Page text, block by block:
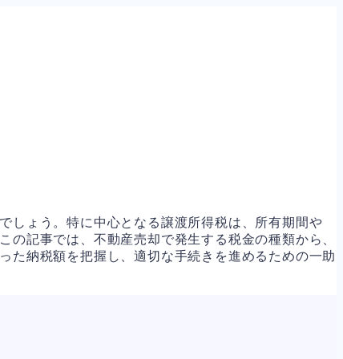
しょう。特に中心となる譲渡所得税は、所有期間や
記事では、不動産売却で発生する税金の種類から、
た納税額を把握し、適切な手続きを進めるための一助